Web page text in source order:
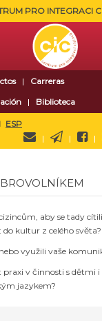
PRO INTEGRACI
Carreras
Biblioteca
ESP
aby se tady
kultur z celého světa?
využili vaše
praxi v činnosti s dětmi i
jazykem?